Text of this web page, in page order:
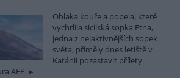
Oblaka kouře a popela, které
vychrlila sicilská sopka Etna,
jedna z nejaktivnějších sopek
světa, přiměly dnes letiště v
Katánii pozastavit přílety
AFP.